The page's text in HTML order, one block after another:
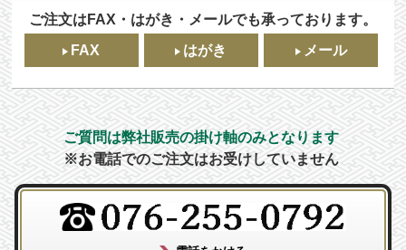
ご注文はFAX・はがき・メールでも承っております。
FAX
はがき メール
ご質問は弊社販売の掛け軸のみとなります
※お電話でのご注文はお受けしていません